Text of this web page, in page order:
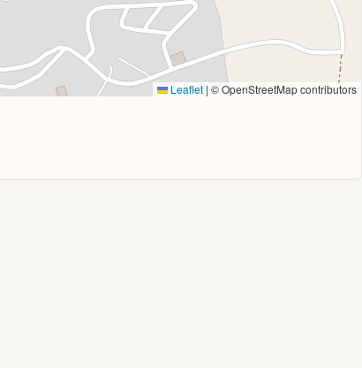
Leaflet | © OpenStreetMap contributors